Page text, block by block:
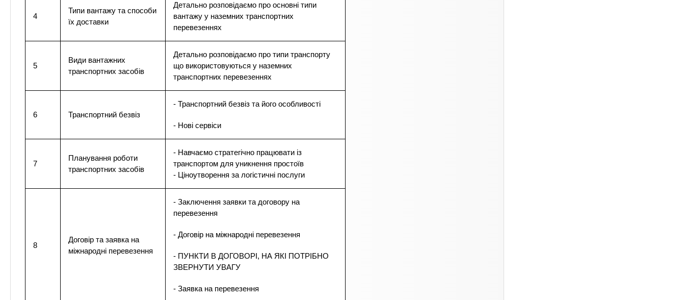
4
Типи вантажу та способи
їх доставки
Детально розповідаємо про основні типи
вантажу у наземних транспортних
перевезеннях
5
Види вантажних
транспортних засобів
Детально розповідаємо про типи транспорту
що використовуються у наземних
транспортних перевезеннях
6 Транспортний безвіз
- Транспортний безвіз та його особливості
- Нові сервіси
7
Планування роботи
транспортних засобів
- Навчаємо стратегічно працювати із
транспортом для уникнення простоїв
- Ціноутворення за логістичні послуги
8
Договір та заявка на
міжнародні перевезення
- Заключення заявки та договору на
перевезення
- Договір на міжнародні перевезення
- ПУНКТИ В ДОГОВОРІ, НА ЯКІ ПОТРІБНО
ЗВЕРНУТИ УВАГУ
- Заявка на перевезення